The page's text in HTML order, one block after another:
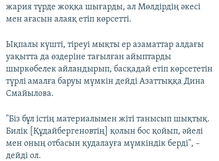
жария түрде жоққа шығарды, ал Мөлдірдің әкесі
мен ағасын алаяқ етіп көрсетті.
Ықпалы күшті, тіреуі мықты ер азаматтар алдағы
уақытта да өздеріне тағылған айыптарды
шыркөбелек айландырып, басқадай етіп көрсететін
түрлі амалға баруы мүмкін дейді Азаттыққа Дина
Смайылова.
"Біз бұл істің материалымен жіті танысып шықтық.
Билік [Құдайбергеновтің] қолын бос қойып, әйелі
мен оның отбасын қудалауға мүмкіндік берді", –
дейді ол.